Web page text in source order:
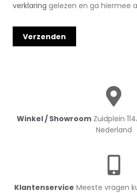
verklaring gelezen en ga hiermee
Winkel / Showroom Zuidplein
Nederland
Klantenservice Meeste vragen